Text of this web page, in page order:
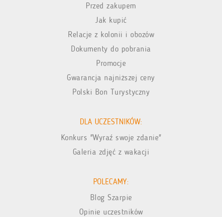
Przed zakupem
Jak kupić
Relacje z kolonii i obozów
Dokumenty do pobrania
Promocje
Gwarancja najniższej ceny
Polski Bon Turystyczny
DLA UCZESTNIKÓW:
Konkurs "Wyraź swoje zdanie"
Galeria zdjęć z wakacji
POLECAMY:
Blog Szarpie
Opinie uczestników